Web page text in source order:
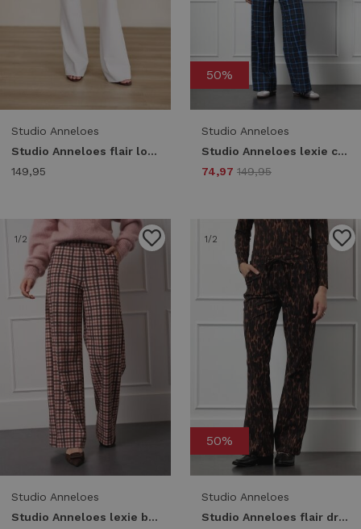
Studio Anneloes
Studio Anneloes flair long bonded trousers 94812 Broek kit
149,95
50%
Studio Anneloes
Studio Anneloes lexie check trousers 13286 Broek 9997 multi color
74,97 149,95
1/2
Studio Anneloes
Studio Anneloes lexie bnd check trousers Broek 9997 multi color
1/2
50%
Studio Anneloes
Studio Anneloes flair drawstring animal trousers 13253 Flared 9997 multi color